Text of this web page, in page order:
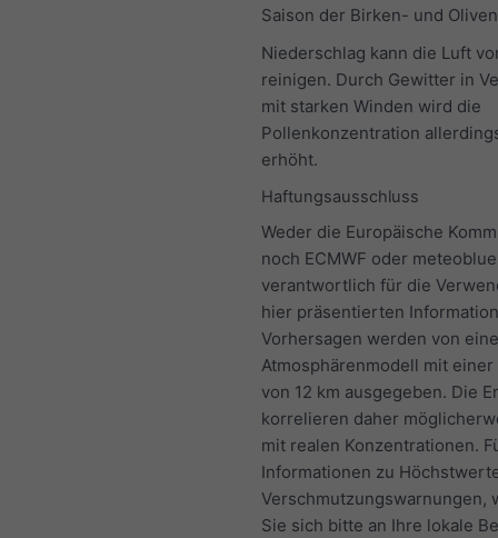
Saison der Birken- und
Niederschlag kann die Luft
reinigen. Durch Gewitter in
mit starken Winden wird die
Pollenkonzentration
erhöht.
Haftungsausschluss
Weder die Europäische
noch ECMWF oder
verantwortlich für die
hier präsentierten
Vorhersagen werden von
Atmosphärenmodell mit
von 12 km ausgegeben. Die
korrelieren daher
mit realen Konzentrationen.
Informationen zu
Verschmutzungswarnungen,
Sie sich bitte an Ihre lokale